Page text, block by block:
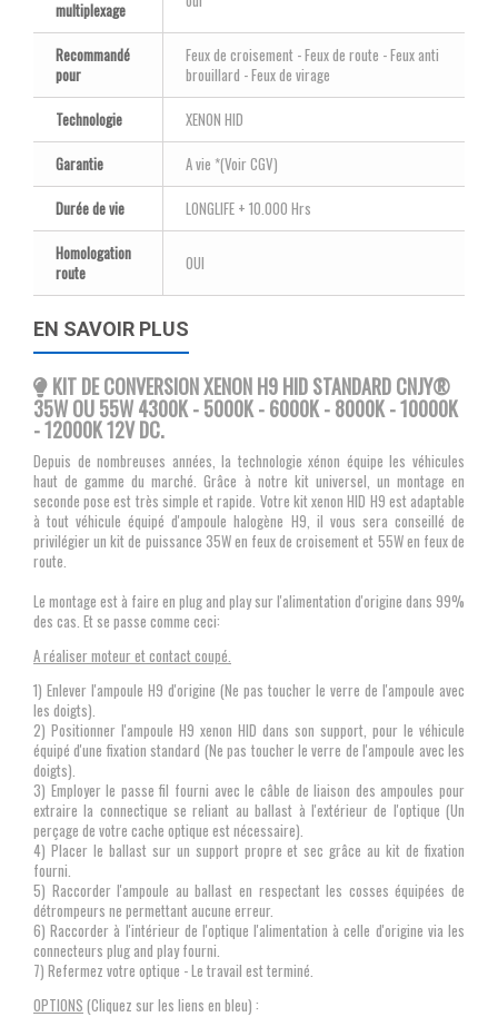
multiplexage
Recommandé
pour
Feux de croisement - Feux de route - Feux anti
brouillard - Feux de virage
Technologie
XENON HID
Garantie
A vie *(Voir CGV)
Durée de vie
LONGLIFE + 10.000 Hrs
Homologation
route
OUI
EN SAVOIR PLUS
KIT DE CONVERSION XENON H9 HID STANDARD CNJY®
35W OU 55W 4300K - 5000K - 6000K - 8000K - 10000K
- 12000K 12V DC.
Depuis de nombreuses années, la technologie xénon équipe les véhicules
haut de gamme du marché. Grâce à notre kit universel, un montage en
seconde pose est très simple et rapide. Votre kit xenon HID H9 est adaptable
à tout véhicule équipé d'ampoule halogène H9, il vous sera conseillé de
privilégier un kit de puissance 35W en feux de croisement et 55W en feux de
route.
Le montage est à faire en plug and play sur l'alimentation d'origine dans 99%
des cas. Et se passe comme ceci:
A réaliser moteur et contact coupé.
1) Enlever l'ampoule H9 d'origine (Ne pas toucher le verre de l'ampoule avec
les doigts).
2) Positionner l'ampoule H9 xenon HID dans son support, pour le véhicule
équipé d'une fixation standard (Ne pas toucher le verre de l'ampoule avec les
doigts).
3) Employer le passe fil fourni avec le câble de liaison des ampoules pour
extraire la connectique se reliant au ballast à l'extérieur de l'optique (Un
perçage de votre cache optique est nécessaire).
4) Placer le ballast sur un support propre et sec grâce au kit de fixation
fourni.
5) Raccorder l'ampoule au ballast en respectant les cosses équipées de
détrompeurs ne permettant aucune erreur.
6) Raccorder à l'intérieur de l'optique l'alimentation à celle d'origine via les
connecteurs plug and play fourni.
7) Refermez votre optique - Le travail est terminé.
OPTIONS (Cliquez sur les liens en bleu) :